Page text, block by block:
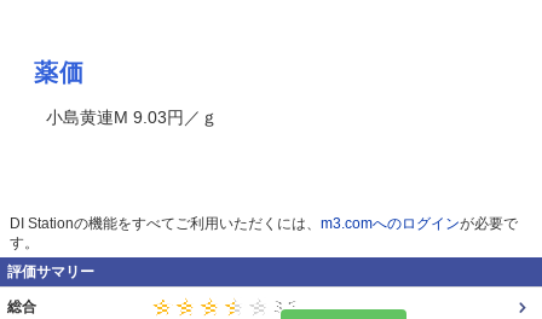
薬価
小島黄連M 9.03円／ｇ
DI Stationの機能をすべてご利用いただくには、 m3.comへのログインが必要で
す。
評価サマリー
総合